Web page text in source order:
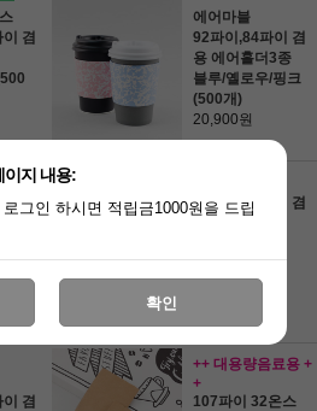
겸
에어마블
92파이,84파이 겸
용 에어홀더3종
블루/옐로우/핑크
(500개)
20,900원
겸
(500
92파이,84파이 겸
28,500원
겸
++ 대용량음료용 +
+
107파이 32온스
지 내용:
그인 하시면 적립금1000원을 드립
확인